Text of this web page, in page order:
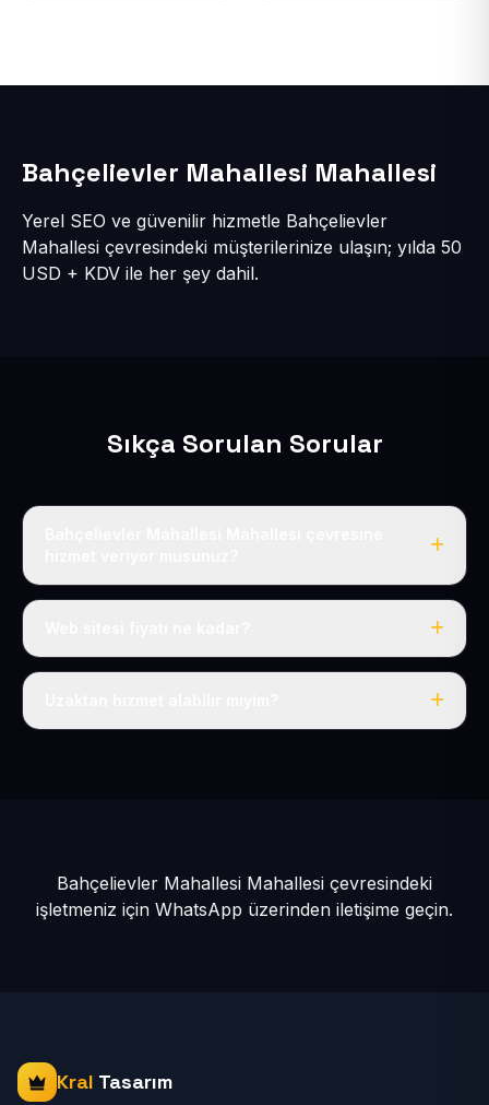
Bahçelievler Mahallesi Mahallesi
Yerel SEO ve güvenilir hizmetle Bahçelievler
Mahallesi çevresindeki müşterilerinize ulaşın; yılda 50
USD + KDV ile her şey dahil.
Sıkça Sorulan Sorular
Evet, Bahçelievler Mahallesi dahil tüm Develi ve Develi
Tek fiyat: yılda 50 USD + KDV, her şey dahil.
Bahçelievler Mahallesi Mahallesi çevresindeki
işletmeniz için WhatsApp üzerinden iletişime geçin.
Kral Tasarım